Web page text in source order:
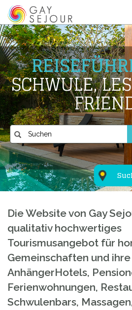
SCHWULE,
Die Website von Gay
qualitativ hochwertiges
Tourismusangebot für
Gemeinschaften und ihre
AnhängerHotels,
Ferienwohnungen,
Schwulenbars,